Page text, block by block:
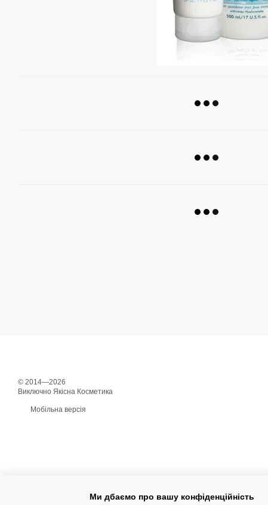
© 2014—2026
Виключно Якісна Косметика
Мобільна версія
Ми дбаємо про вашу конфіденційність